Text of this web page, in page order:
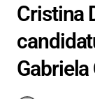
Cristina